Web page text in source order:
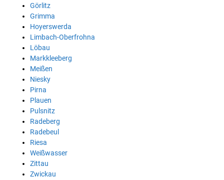
Görlitz
Grimma
Hoyerswerda
Limbach-Oberfrohna
Löbau
Markkleeberg
Meißen
Niesky
Pirna
Plauen
Pulsnitz
Radeberg
Radebeul
Riesa
Weißwasser
Zittau
Zwickau